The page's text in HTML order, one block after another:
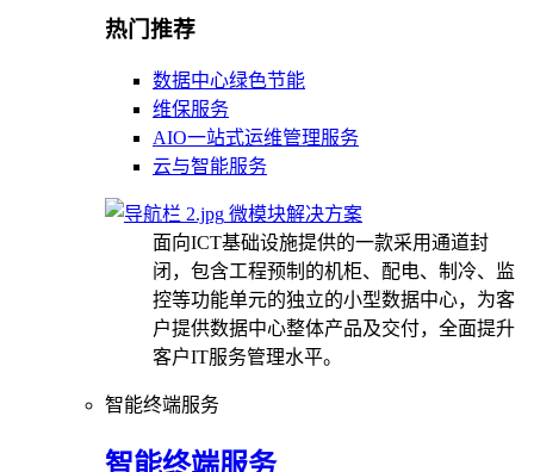
热门推荐
数据中心绿色节能
维保服务
AIO一站式运维管理服务
云与智能服务
微模块解决方案
面向ICT基础设施提供的一款采用通道封
闭，包含工程预制的机柜、配电、制冷、监
控等功能单元的独立的小型数据中心，为客
户提供数据中心整体产品及交付，全面提升
客户IT服务管理水平。
智能终端服务
智能终端服务